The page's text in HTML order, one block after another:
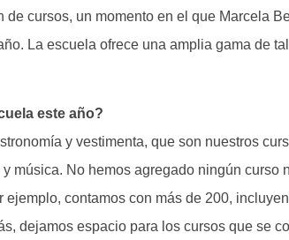
cursos, un momento en el que Marcela
La escuela ofrece una amplia gama de
este año?
y vestimenta, que son nuestros
música. No hemos agregado ningún curso
contamos con más de 200,
dejamos espacio para los cursos que se